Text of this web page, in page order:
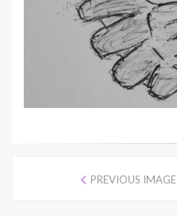
PREVIOUS IMAGE